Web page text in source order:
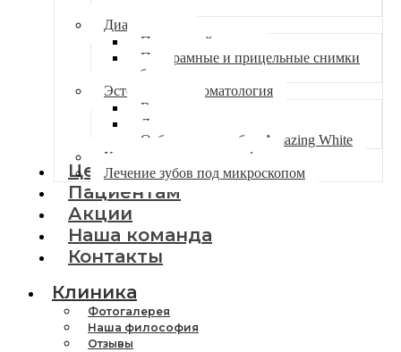
Диагностика
Первичный прием
Панорамные и прицельные снимки
зубов
Эстетическая стоматология
Виниры
Люминиры
Отбеливание зубов Amazing White
Компьютерная томография
Лечение зубов под микроскопом
Цены
Пациентам
Акции
Наша команда
Контакты
Клиника
Фотогалерея
Наша философия
Отзывы